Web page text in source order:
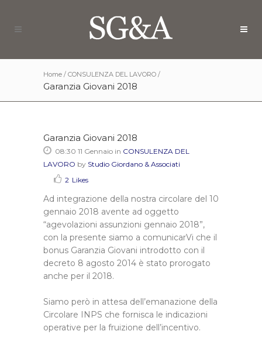
Home / CONSULENZA DEL LAVORO /
Garanzia Giovani 2018
Garanzia Giovani 2018
08:30 11 Gennaio in CONSULENZA DEL
LAVORO by Studio Giordano & Associati
2 Likes
Ad integrazione della nostra circolare del 10
gennaio 2018 avente ad oggetto
“agevolazioni assunzioni gennaio 2018”,
con la presente siamo a comunicarVi che il
bonus Garanzia Giovani introdotto con il
decreto 8 agosto 2014 è stato prorogato
anche per il 2018.
Siamo però in attesa dell’emanazione della
Circolare INPS che fornisca le indicazioni
operative per la fruizione dell’incentivo.